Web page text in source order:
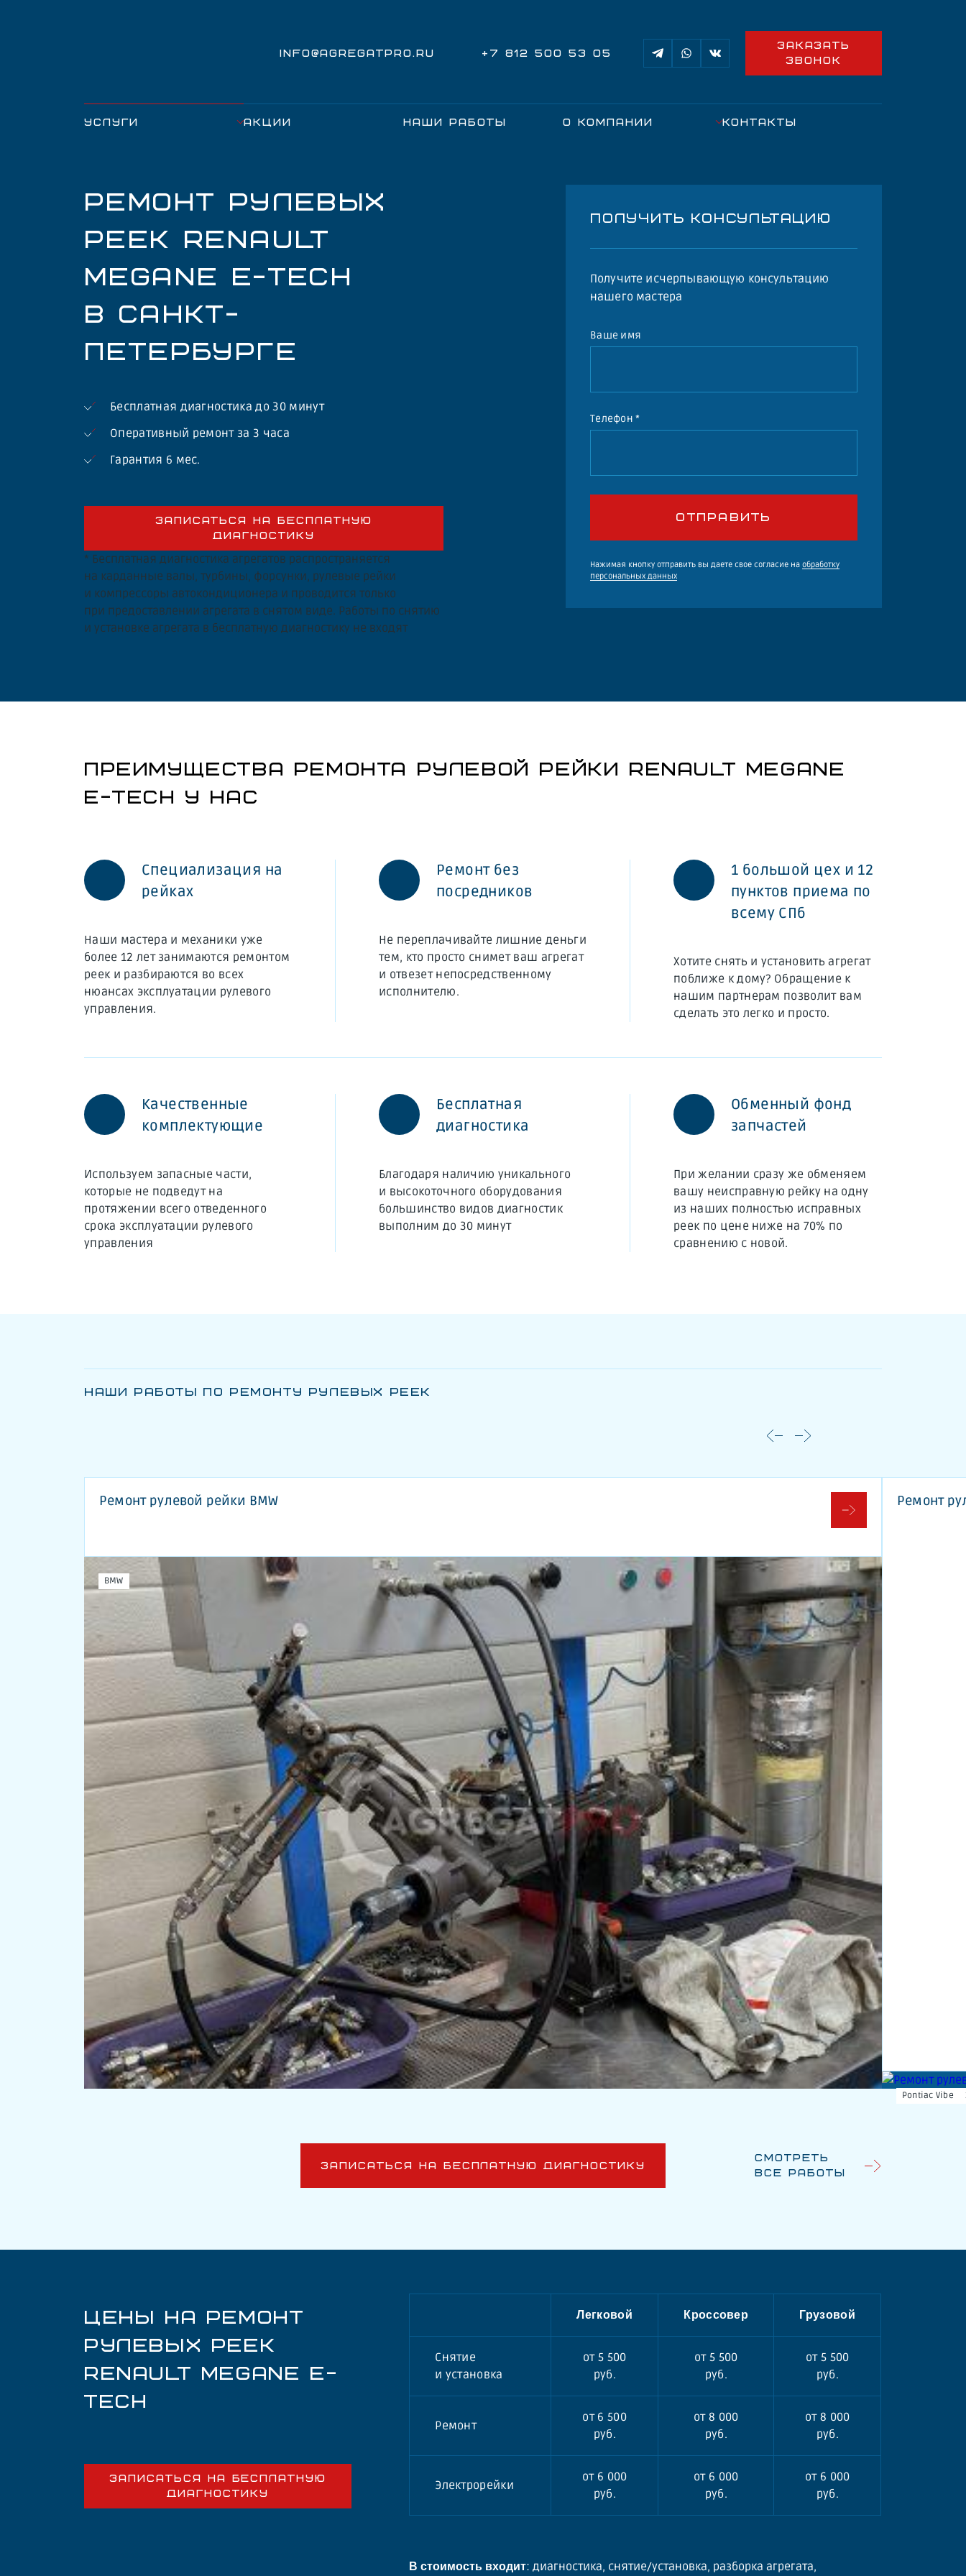
INFO@AGREGATPRO.RU +7 812 500 53 05
ЗАКАЗАТЬ
ЗВОНОК
УСЛУГИ АКЦИИ НАШИ РАБОТЫ О КОМПАНИИ КОНТАКТЫ
РЕМОНТ РУЛЕВЫХ
РЕЕК RENAULT
MEGANE E-TECH
В САНКТ-
ПЕТЕРБУРГЕ
Бесплатная диагностика до 30 минут
Оперативный ремонт за 3 часа
Гарантия 6 мес.
ЗАПИСАТЬСЯ НА БЕСПЛАТНУЮ
ДИАГНОСТИКУ
* Бесплатная диагностика агрегатов распространяется
на карданные валы, турбины, форсунки, рулевые рейки
и компрессоры автокондиционера и проводится только
при предоставлении агрегата в снятом виде. Работы по снятию
и установке агрегата в бесплатную диагностику не входят
ПОЛУЧИТЬ КОНСУЛЬТАЦИЮ
Получите исчерпывающую консультацию
нашего мастера
Ваше имя
Телефон *
Нажимая кнопку отправить вы даете свое согласие на обработку
персональных данных
ПРЕИМУЩЕСТВА РЕМОНТА РУЛЕВОЙ РЕЙКИ RENAULT MEGANE
E-TECH У НАС
Специализация на
рейках
Наши мастера и механики уже
более 12 лет занимаются ремонтом
реек и разбираются во всех
нюансах эксплуатации рулевого
управления.
Ремонт без
посредников
Не переплачивайте лишние деньги
тем, кто просто снимет ваш агрегат
и отвезет непосредственному
исполнителю.
1 большой цех и 12
пунктов приема по
всему СПб
Хотите снять и установить агрегат
поближе к дому? Обращение к
нашим партнерам позволит вам
сделать это легко и просто.
Качественные
комплектующие
Используем запасные части,
которые не подведут на
протяжении всего отведенного
срока эксплуатации рулевого
управления
Бесплатная
диагностика
Благодаря наличию уникального
и высокоточного оборудования
большинство видов диагностик
выполним до 30 минут
Обменный фонд
запчастей
При желании сразу же обменяем
вашу неисправную рейку на одну
из наших полностью исправных
реек по цене ниже на 70% по
сравнению с новой.
НАШИ РАБОТЫ ПО РЕМОНТУ РУЛЕВЫХ РЕЕК
Ремонт рулевой рейки BMW
BMW
Ремонт
Pontiac Vibe
ЗАПИСАТЬСЯ НА БЕСПЛАТНУЮ ДИАГНОСТИКУ
Смотреть
все работы
ЦЕНЫ НА РЕМОНТ
РУЛЕВЫХ РЕЕК
RENAULT MEGANE E-
TECH
ЗАПИСАТЬСЯ НА БЕСПЛАТНУЮ
ДИАГНОСТИКУ
Легковой Кроссовер Грузовой
Снятие
и установка
от 5 500
руб.
от 5 500
руб.
от 5 500
руб.
Ремонт
от 6 500
руб.
от 8 000
руб.
от 8 000
руб.
Электрорейки
от 6 000
руб.
от 6 000
руб.
от 6 000
руб.
В стоимость входит: диагностика, снятие/установка, разборка агрегата,